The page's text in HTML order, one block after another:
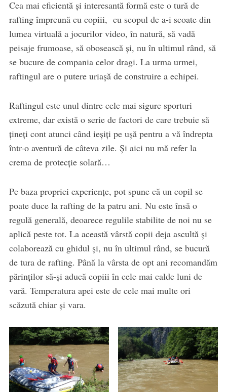
Cea mai eficientă și interesantă formă este o tură de
rafting împreună cu copiii, cu scopul de a-i scoate din
lumea virtuală a jocurilor video, în natură, să vadă
peisaje frumoase, să obosească și, nu în ultimul rând, să
se bucure de compania celor dragi. La urma urmei,
raftingul are o putere uriașă de construire a echipei.
Raftingul este unul dintre cele mai sigure sporturi
extreme, dar există o serie de factori de care trebuie să
țineți cont atunci când ieșiți pe ușă pentru a vă îndrepta
într-o aventură de câteva zile. Și aici nu mă refer la
crema de protecție solară…
Pe baza propriei experiențe, pot spune că un copil se
poate duce la rafting de la patru ani. Nu este însă o
regulă generală, deoarece regulile stabilite de noi nu se
aplică peste tot. La această vârstă copii deja ascultă și
colaborează cu ghidul și, nu în ultimul rând, se bucură
de tura de rafting. Până la vârsta de opt ani recomandăm
părinților să-și aducă copiii în cele mai calde luni de
vară. Temperatura apei este de cele mai multe ori
scăzută chiar și vara.